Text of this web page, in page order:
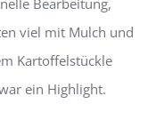
Bearbeitung,
viel mit Mulch und
Kartoffelstückle
ein Highlight.